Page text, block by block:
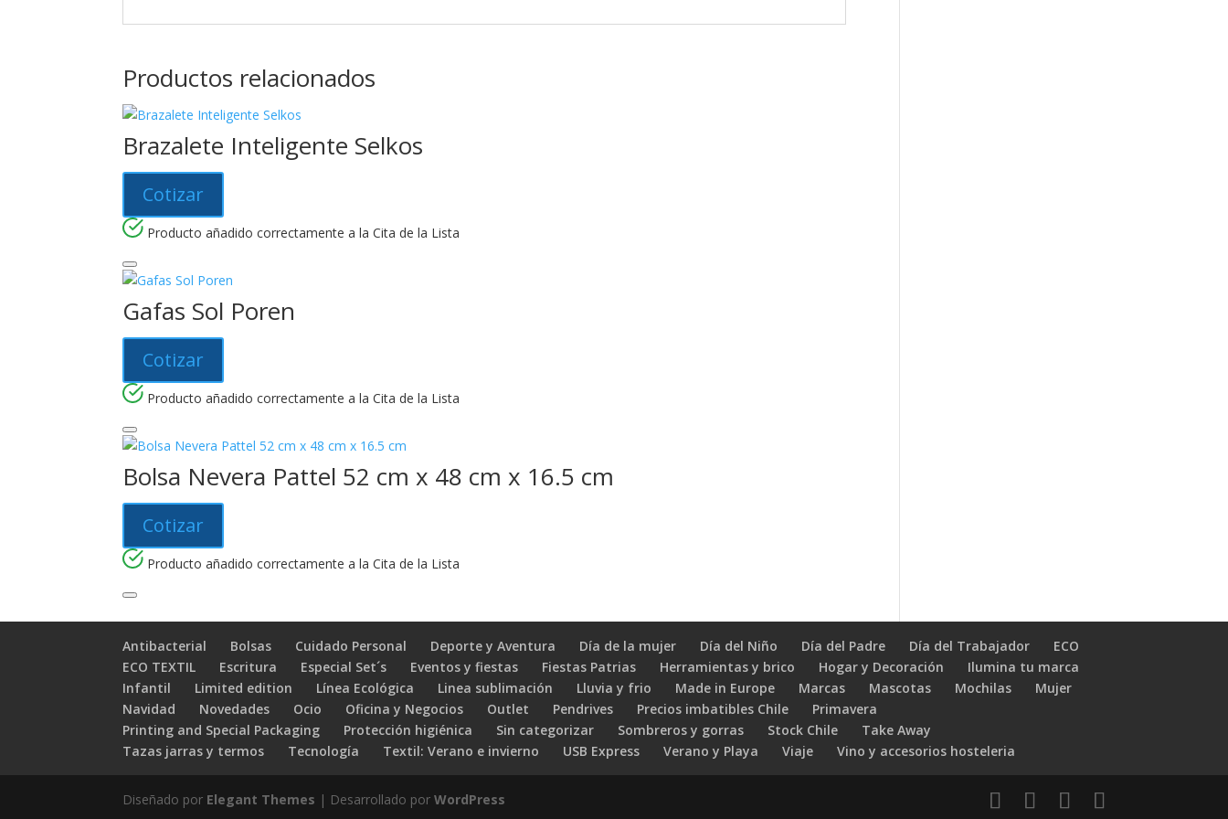
Productos relacionados
Brazalete Inteligente Selkos
Cotizar
Producto añadido correctamente a la Cita de la Lista
Gafas Sol Poren
Cotizar
Producto añadido correctamente a la Cita de la Lista
Bolsa Nevera Pattel 52 cm x 48 cm x 16.5 cm
Cotizar
Producto añadido correctamente a la Cita de la Lista
Antibacterial Bolsas Cuidado Personal Deporte y Aventura Día de la mujer Día del Niño Día del Padre Día del Trabajador
ECO
ECO TEXTIL
Escritura Especial Set´s Eventos y fiestas Fiestas Patrias Herramientas y brico Hogar y Decoración
Ilumina tu marca
Infantil
Limited edition Línea Ecológica Linea sublimación Lluvia y frio Made in Europe Marcas Mascotas Mochilas
Mujer
Navidad
Novedades Ocio Oficina y Negocios Outlet Pendrives Precios imbatibles Chile
Primavera
Printing and Special Packaging
Protección higiénica Sin categorizar Sombreros y gorras Stock Chile
Take Away
Tazas jarras y termos
Tecnología Textil: Verano e invierno USB Express Verano y Playa Viaje Vino y accesorios hosteleria
Diseñado por Elegant Themes | Desarrollado porWordPress